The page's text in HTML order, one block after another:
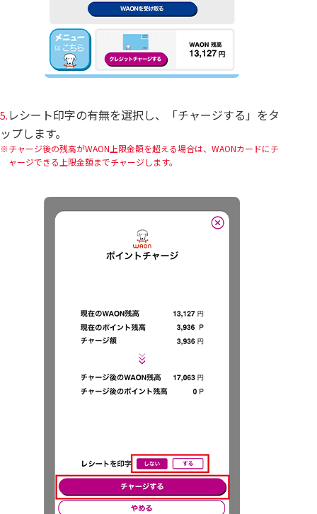
5. レシート印字の有無を選択し、「チャージする」をタ
ップします。
チャージ後の残高がWAON上限金額を超える場合は、WAONカードにチ
ャージできる上限金額までチャージします。